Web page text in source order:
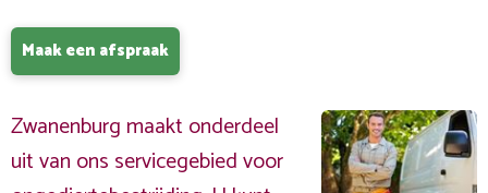
Maak een afspraak
Zwanenburg maakt onderdeel
uit van ons servicegebied voor